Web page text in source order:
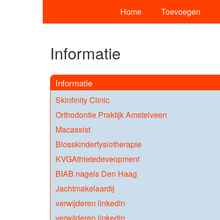
Home Toevoegen
Informatie
Informatie
Skinfinity Clinic
Orthodontie Praktijk Amstelveen
Macassist
Blosskinderfysiotherapie
KVGAthletedeveopment
BIAB nagels Den Haag
Jachtmakelaardij
verwijderen linkedin
verwijderen linkedin